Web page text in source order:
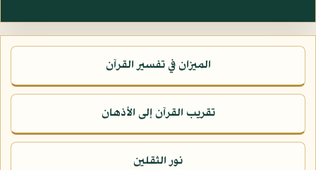
الميزان في تفسير القرآن
تقريب القرآن إلى الأذهان
نور الثقلين